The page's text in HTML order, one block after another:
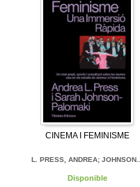
CINEMA I FEMINISME
L. PRESS, ANDREA; JOHNSON...
Disponible